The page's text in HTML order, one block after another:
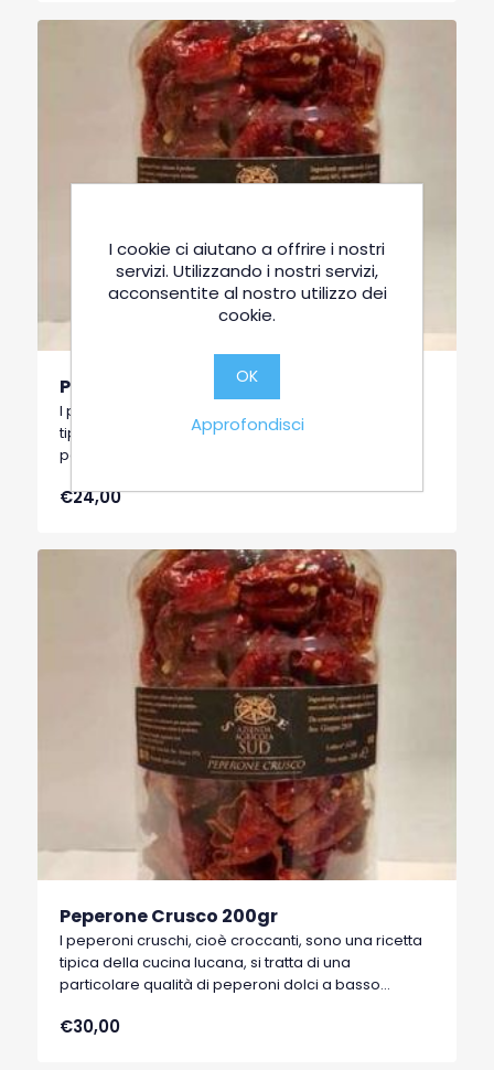
Peperone Crusco intero 150gr
I peperoni cruschi, cioè croccanti, sono una ricetta
tipica della cucina lucana, si tratta di una
particolare qualità di peperoni dolci a basso
Basilicata, che hanno ottenuto nel 1996 il marchio
€24,00
Peperone Crusco 200gr
I peperoni cruschi, cioè croccanti, sono una ricetta
tipica della cucina lucana, si tratta di una
particolare qualità di peperoni dolci a basso
Basilicata, che hanno ottenuto nel 1996 il marchio
€30,00
I cookie ci aiutano a offrire i nostri
servizi. Utilizzando i nostri servizi,
acconsentite al nostro utilizzo dei
cookie.
OK
Approfondisci